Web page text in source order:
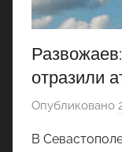
отразили
Опубликовано
В